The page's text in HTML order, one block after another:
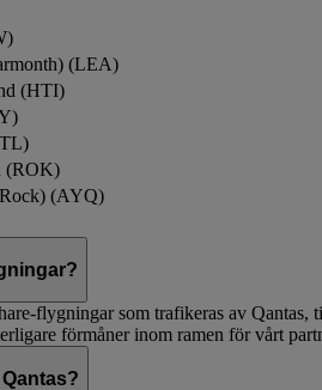
(LEA)
(HTI)
(ROK)
(AYQ)
flygningar som trafikeras av
förmåner inom ramen för vårt